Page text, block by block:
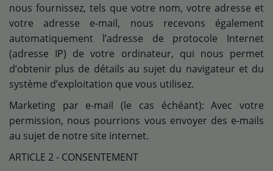
Médias
Podcasts
Photos
Participez
Dédicaces
Jeux Concours
nous fournissez, tels que votre nom, votre adresse et
votre adresse e-mail, nous recevons également
automatiquement l’adresse de protocole Internet
(adresse IP) de votre ordinateur, qui nous permet
d’obtenir plus de détails au sujet du navigateur et du
système d’exploitation que vous utilisez.
Marketing par e-mail (le cas échéant): Avec votre
permission, nous pourrions vous envoyer des e-mails
au sujet de notre site internet.
ARTICLE 2 - CONSENTEMENT